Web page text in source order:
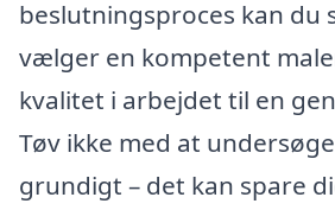
beslutningsproces kan du
vælger en kompetent
kvalitet i arbejdet til en
Tøv ikke med at
grundigt – det kan spare